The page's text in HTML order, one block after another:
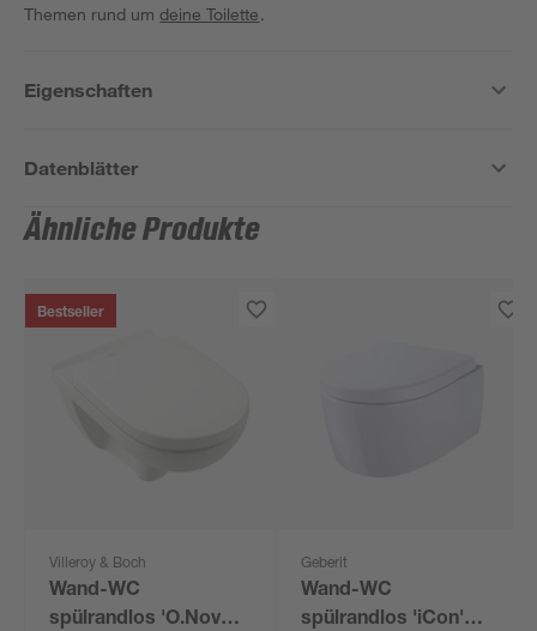
Themen rund umdeine Toilette.
Eigenschaften
Datenblätter
Ähnliche Produkte
Bestseller
Villeroy & Boch
Wand-WC
spülrandlos 'O.Novo'
Geberit
Wand-WC
spülrandlos 'iCon'